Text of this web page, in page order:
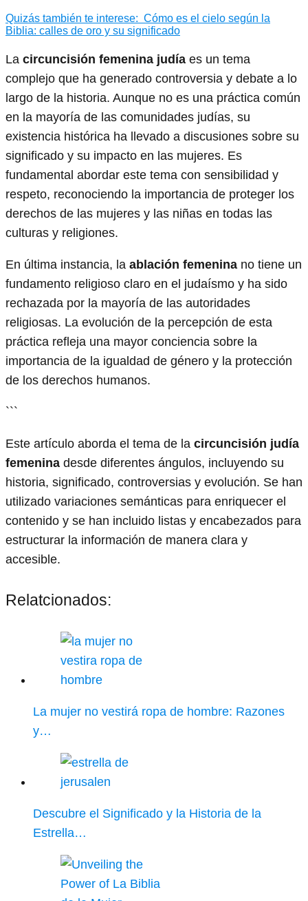
Quizás también te interese: Cómo es el cielo según la
Biblia: calles de oro y su significado
La circuncisión femenina judía es un tema
complejo que ha generado controversia y debate a lo
largo de la historia. Aunque no es una práctica común
en la mayoría de las comunidades judías, su
existencia histórica ha llevado a discusiones sobre su
significado y su impacto en las mujeres. Es
fundamental abordar este tema con sensibilidad y
respeto, reconociendo la importancia de proteger los
derechos de las mujeres y las niñas en todas las
culturas y religiones.
En última instancia, la ablación femenina no tiene un
fundamento religioso claro en el judaísmo y ha sido
rechazada por la mayoría de las autoridades
religiosas. La evolución de la percepción de esta
práctica refleja una mayor conciencia sobre la
importancia de la igualdad de género y la protección
de los derechos humanos.
```
Este artículo aborda el tema de la circuncisión judía
femenina desde diferentes ángulos, incluyendo su
historia, significado, controversias y evolución. Se han
utilizado variaciones semánticas para enriquecer el
contenido y se han incluido listas y encabezados para
estructurar la información de manera clara y
accesible.
Relatcionados:
La mujer no vestirá ropa de hombre: Razones
y…
Descubre el Significado y la Historia de la
Estrella…